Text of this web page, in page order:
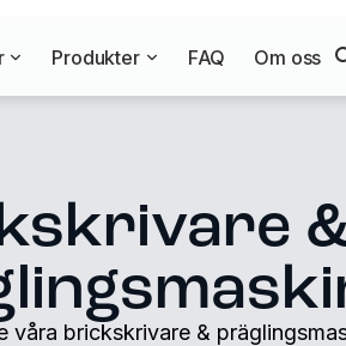
Produkter FAQ Om oss
våra brickskrivare &